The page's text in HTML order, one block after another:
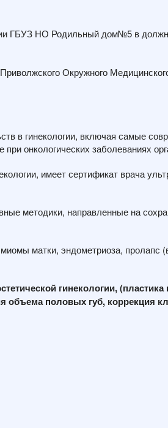
ГБУЗ НО Родильный дом№5 в
Окружного
в гинекологии, включая самые
онкологических заболеваниях
имеет сертификат врача
методики, направленные на
матки, эндометриоза, пролапс
гинекологии,
половых губ, коррекция